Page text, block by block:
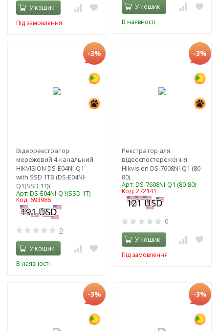
У кошик
Під замовлення
У кошик
В наявності
-3%
Відеореєстратор
мережевий 4-канальний
HIKVISION DS-E04NI-Q1
with SSD 1TB (DS-E04NI-
Q1(SSD 1T))
Арт: DS-E04NI-Q1(SSD 1T)
Код: 693986
0
У кошик
В наявності
-3%
Реєстратор для
відеоспостереження
Hikvision DS-7608NI-Q1 (80-
80)
Арт: DS-7608NI-Q1 (80-80)
Код: 272141
0
У кошик
Під замовлення
-3% -3%